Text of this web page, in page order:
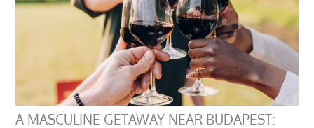
A MASCULINE GETAWAY NEAR BUDAPEST: